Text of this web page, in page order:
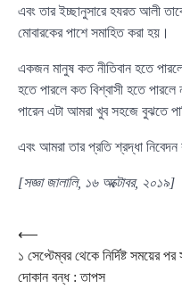
এবং তার ইচ্ছানুসারে হযরত আলী
মোবারকের পাশে সমাহিত করা হয়।
একজন মানুষ কত নীতিবান হতে
হতে পারলে কত বিশ্বাসী হতে পারলে
পারেন এটা আমরা খুব সহজে বুঝতে
এবং আমরা তার প্রতি শ্রদ্ধা নিবেদন
[সজ্ঞা জালালি, ১৬ অক্টোবর, ২০১৯]
Post
navigation
⟵
১ সেপ্টেম্বর থেকে নির্দিষ্ট সময়ের পর
দোকান বন্ধ : তাপস